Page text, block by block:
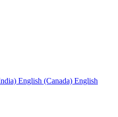
English (Canada) English